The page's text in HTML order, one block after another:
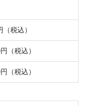
税込）
（税込）
（税込）